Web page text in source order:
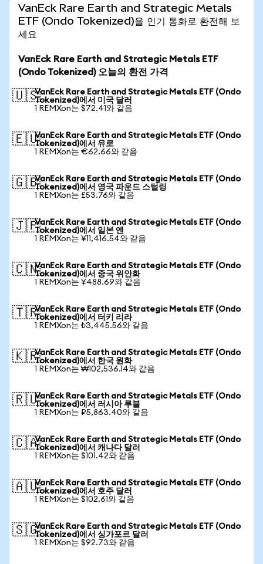
VanEck Rare Earth and Strategic Metals
ETF (Ondo Tokenized)을 인기 통화로 환전해 보
세요
VanEck Rare Earth and Strategic Metals ETF
(Ondo Tokenized) 오늘의 환전 가격
🇺🇸VanEck Rare Earth and Strategic Metals ETF (Ondo
Tokenized)에서 미국 달러
1 REMXon는 $72.41와 같음
🇪🇺VanEck Rare Earth and Strategic Metals ETF (Ondo
Tokenized)에서 유로
1 REMXon는 €62.66와 같음
🇬🇧VanEck Rare Earth and Strategic Metals ETF (Ondo
Tokenized)에서 영국 파운드 스털링
1 REMXon는 £53.76와 같음
🇯🇵VanEck Rare Earth and Strategic Metals ETF (Ondo
Tokenized)에서 일본 엔
1 REMXon는 ¥11,416.54와 같음
🇨🇳VanEck Rare Earth and Strategic Metals ETF (Ondo
Tokenized)에서 중국 위안화
1 REMXon는 ¥488.69와 같음
🇹🇷VanEck Rare Earth and Strategic Metals ETF (Ondo
Tokenized)에서 터키 리라
1 REMXon는 ₺3,445.56와 같음
🇰🇷VanEck Rare Earth and Strategic Metals ETF (Ondo
Tokenized)에서 한국 원화
1 REMXon는 ₩102,536.14와 같음
🇷🇺VanEck Rare Earth and Strategic Metals ETF (Ondo
Tokenized)에서 러시아 루블
1 REMXon는 ₽5,863.40와 같음
🇨🇦VanEck Rare Earth and Strategic Metals ETF (Ondo
Tokenized)에서 캐나다 달러
1 REMXon는 $101.42와 같음
🇦🇺VanEck Rare Earth and Strategic Metals ETF (Ondo
Tokenized)에서 호주 달러
1 REMXon는 $102.61와 같음
🇸🇬VanEck Rare Earth and Strategic Metals ETF (Ondo
Tokenized)에서 싱가포르 달러
1 REMXon는 $92.73와 같음